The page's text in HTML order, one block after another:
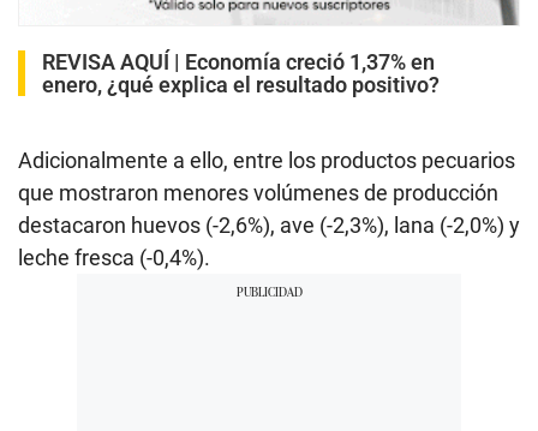
REVISA AQUÍ | Economía creció 1,37% en
enero, ¿qué explica el resultado positivo?
Adicionalmente a ello, entre los productos pecuarios
que mostraron menores volúmenes de producción
destacaron huevos (-2,6%), ave (-2,3%), lana (-2,0%) y
leche fresca (-0,4%).